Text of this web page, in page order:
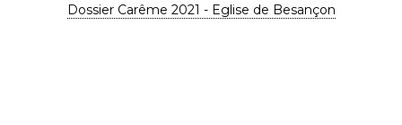
Dossier Carême 2021 - Eglise de Besançon